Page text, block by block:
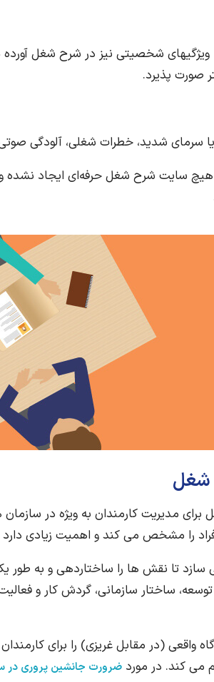
ویژگیهای شخصیتی نیز در شرح شغل
صورت پذیرد.
سرمای شدید، خطرات شغلی، آلودگی
هیچ سایت شرح شغل حرفه‌ای ایجاد نشده و
شغل
برای مدیریت کارمندان به ویژه در
را مشخص می کند و اهمیت زیادی دارد
سازد تا نقش ها را ساختاردهی و به طور
ساختار سازمانی، گردش کار و
واقعی (در مقابل غریزی) را برای
می کند. در مورد ضرورت جانشین پروری در